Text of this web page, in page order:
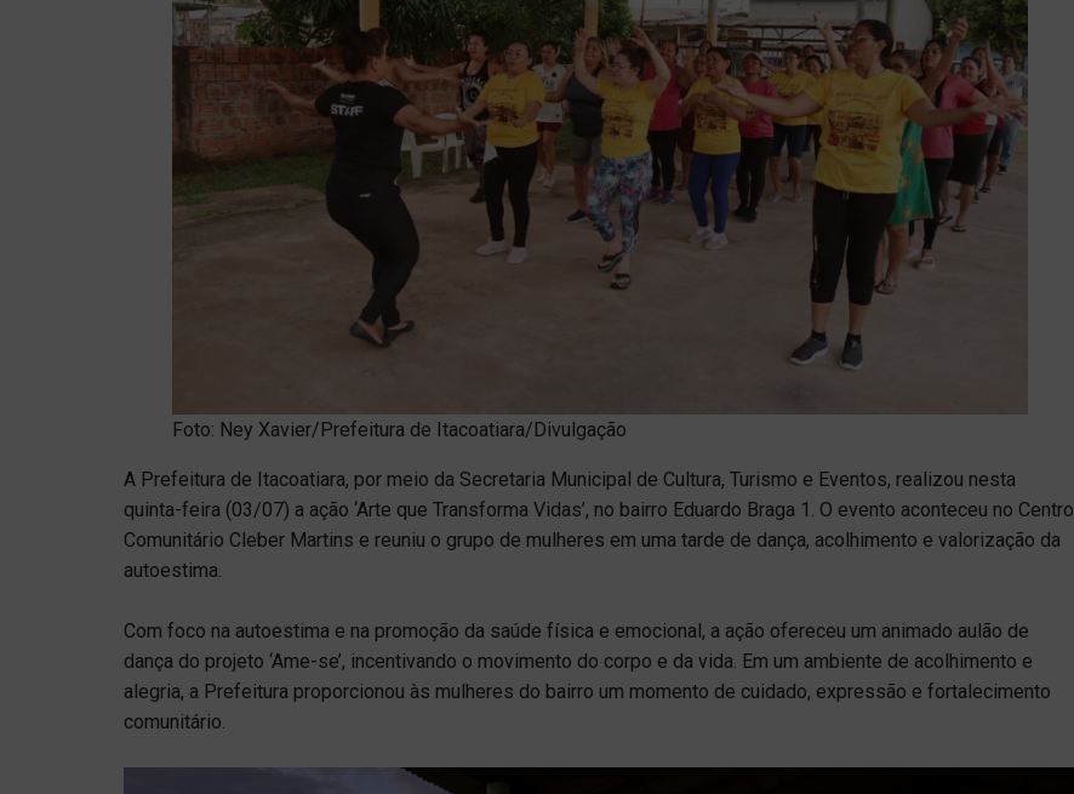
Foto: Ney Xavier/Prefeitura de Itacoatiara/Divulgação
A Prefeitura de Itacoatiara, por meio da Secretaria Municipal de Cultura, Turismo e Eventos, realizou nesta
quinta-feira (03/07) a ação ‘Arte que Transforma Vidas’, no bairro Eduardo Braga 1. O evento aconteceu no Centro
Comunitário Cleber Martins e reuniu o grupo de mulheres em uma tarde de dança, acolhimento e valorização da
autoestima.
Com foco na autoestima e na promoção da saúde física e emocional, a ação ofereceu um animado aulão de
dança do projeto ‘Ame-se’, incentivando o movimento do corpo e da vida. Em um ambiente de acolhimento e
alegria, a Prefeitura proporcionou às mulheres do bairro um momento de cuidado, expressão e fortalecimento
comunitário.